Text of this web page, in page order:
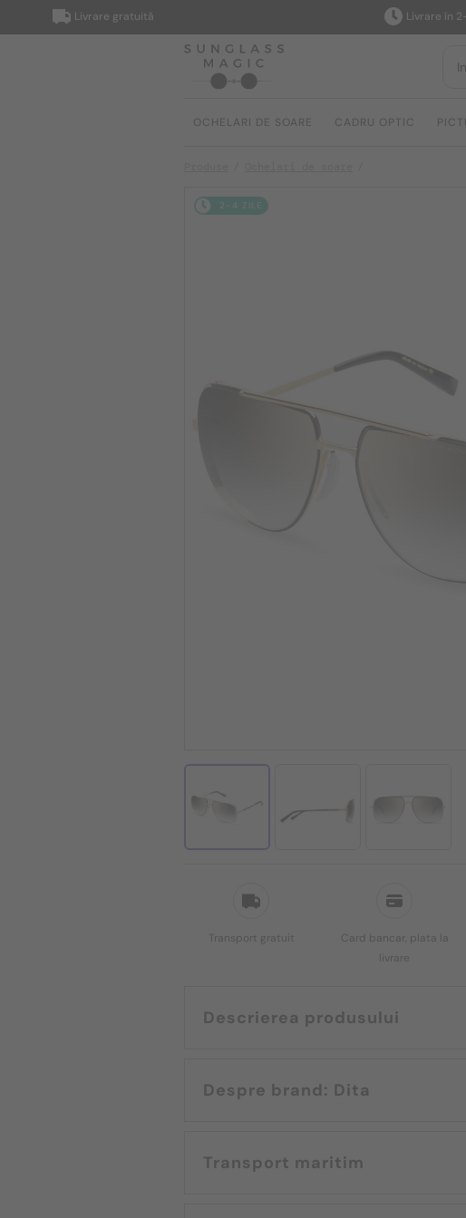
Livrare gratuită Livrare în 2–4
OCHELARI DE SOARE CADRU OPTIC
2-4 ZILE
Transport gratuit
Card bancar, plata la
livrare
Descrierea produsului
Despre brand: Dita
Transport maritim